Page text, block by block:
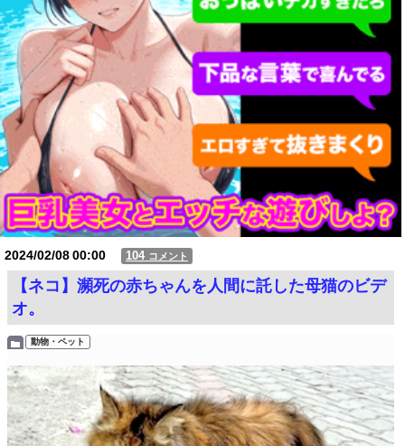
2024/02/0800:00 104 コメント
【ネコ】瀕死の赤ちゃんを人間に託した母猫のビデ
オ。
動物・ペット